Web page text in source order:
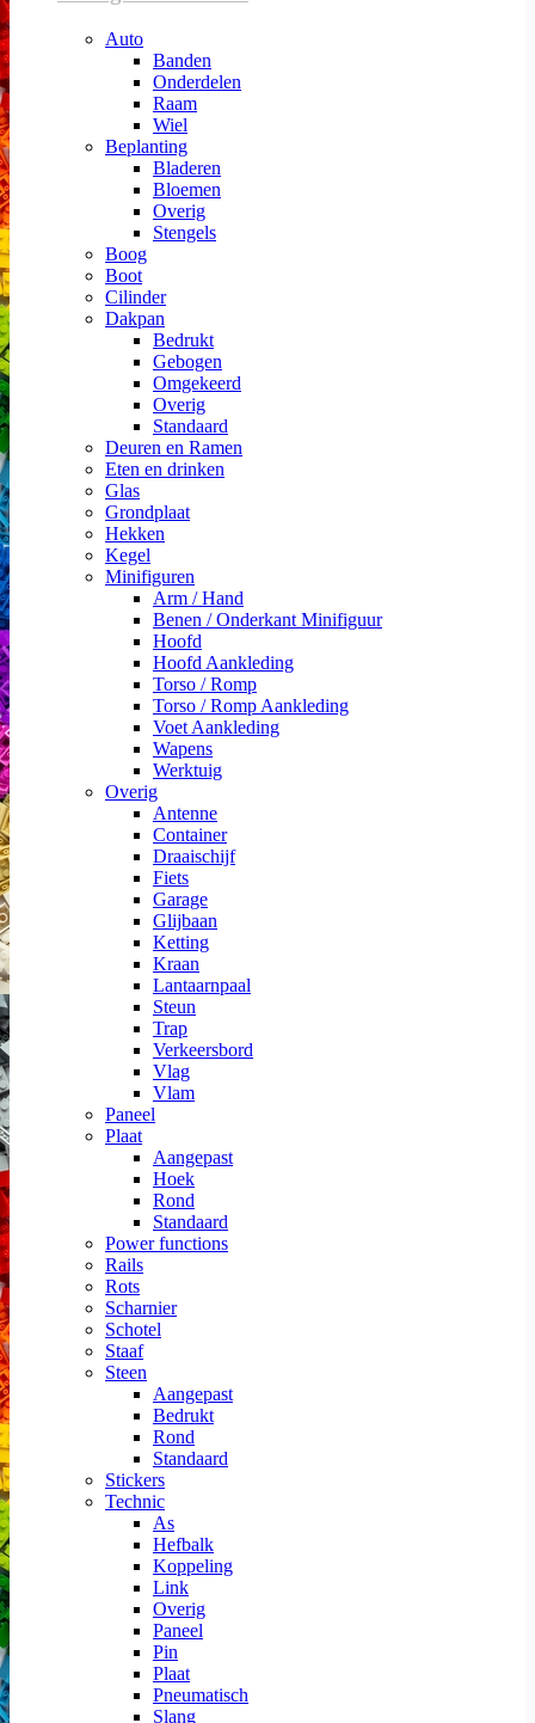
Auto
Banden
Onderdelen
Raam
Wiel
Beplanting
Bladeren
Bloemen
Overig
Stengels
Boog
Boot
Cilinder
Dakpan
Bedrukt
Gebogen
Omgekeerd
Overig
Standaard
Deuren en Ramen
Eten en drinken
Glas
Grondplaat
Hekken
Kegel
Minifiguren
Arm / Hand
Benen / Onderkant Minifiguur
Hoofd
Hoofd Aankleding
Torso / Romp
Torso / Romp Aankleding
Voet Aankleding
Wapens
Werktuig
Overig
Antenne
Container
Draaischijf
Fiets
Garage
Glijbaan
Ketting
Kraan
Lantaarnpaal
Steun
Trap
Verkeersbord
Vlag
Vlam
Paneel
Plaat
Aangepast
Hoek
Rond
Standaard
Power functions
Rails
Rots
Scharnier
Schotel
Staaf
Steen
Aangepast
Bedrukt
Rond
Standaard
Stickers
Technic
As
Hefbalk
Koppeling
Link
Overig
Paneel
Pin
Plaat
Pneumatisch
Slang